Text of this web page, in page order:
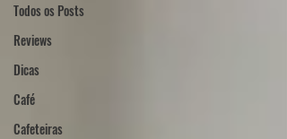
Todos os Posts
Reviews
Dicas
Café
Cafeteiras